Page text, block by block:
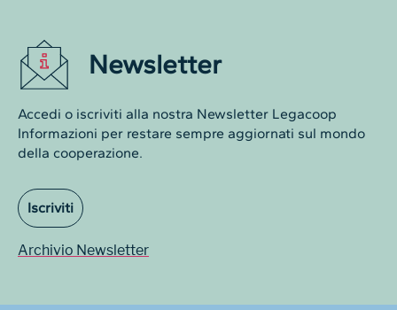
Newsletter
Accedi o iscriviti alla nostra Newsletter Legacoop
Informazioni per restare sempre aggiornati sul mondo
della cooperazione.
Iscriviti
Archivio Newsletter